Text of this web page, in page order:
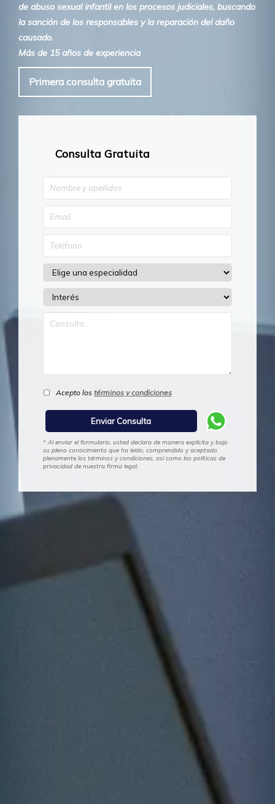
de abuso sexual infantil en los procesos judiciales, buscando
la sanción de los responsables y la reparación del daño
causado.
Más de 15 años de experiencia
Primera consulta gratuita
Consulta Gratuita
Acepto los términos y condiciones
* Al enviar el formulario, usted declara de manera explícita y bajo
su pleno conocimiento que ha leído, comprendido y aceptado
plenamente los términos y condiciones, así como las políticas de
privacidad de nuestra firma legal.